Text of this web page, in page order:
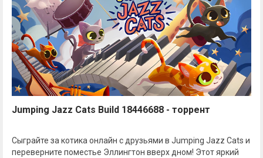
Jumping Jazz Cats Build 18446688 - торрент
Сыграйте за котика онлайн с друзьями в Jumping Jazz Cats и
переверните поместье Эллингтон вверх дном! Этот яркий